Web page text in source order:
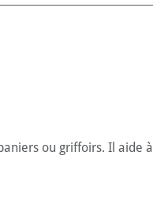
ou griffoirs. Il aide à